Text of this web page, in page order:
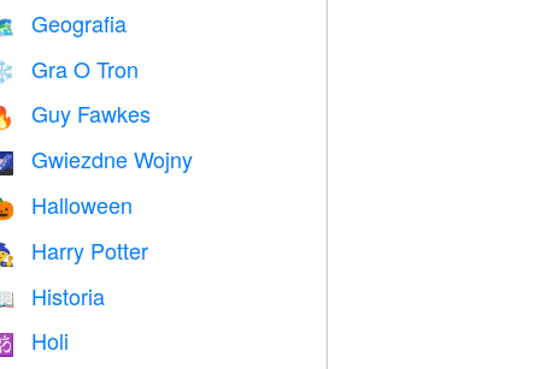
Geografia
Gra O Tron
Guy Fawkes
Gwiezdne Wojny
Halloween
Harry Potter
Historia
Holi